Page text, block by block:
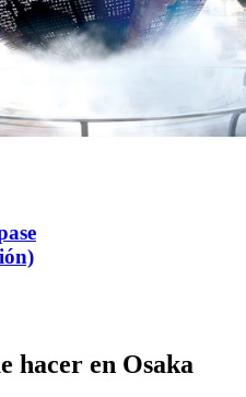
hacer en Osaka